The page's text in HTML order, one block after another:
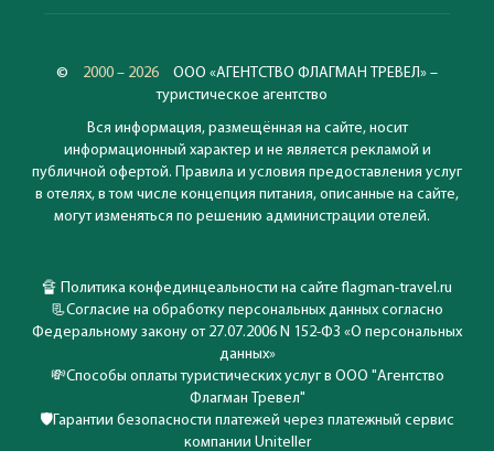
© 2000 – 2026
ООО «АГЕНТСТВО ФЛАГМАН ТРЕВЕЛ» –
туристическое агентство
Вся информация, размещённая на сайте, носит
информационный характер и не является рекламой и
публичной офертой. Правила и условия предоставления услуг
в отелях, в том числе концепция питания, описанные на сайте,
могут изменяться по решению администрации отелей.
🔏 Политика конфединцеальности на сайте flagman-travel.ru
📃Согласие на обработку персональных данных согласно
Федеральному закону от 27.07.2006 N 152-ФЗ «О персональных
данных»
💸Способы оплаты туристических услуг в ООО "Агентство
Флагман Тревел"
🛡️Гарантии безопасности платежей через платежный сервис
компании Uniteller